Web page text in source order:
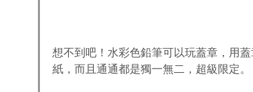
想不到吧！水彩色鉛筆可以玩蓋章，用
紙，而且通通都是獨一無二，超級限定。